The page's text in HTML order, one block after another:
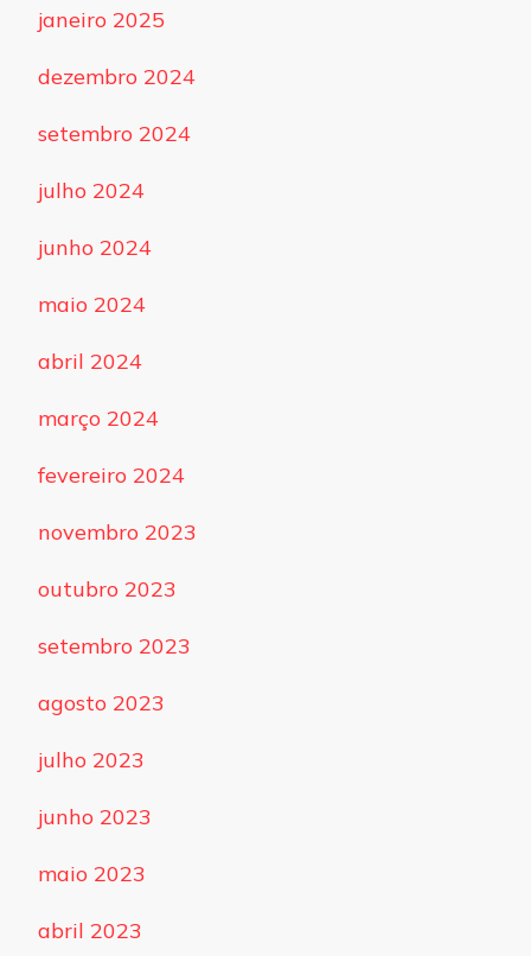
janeiro 2025
dezembro 2024
setembro 2024
julho 2024
junho 2024
maio 2024
abril 2024
março 2024
fevereiro 2024
novembro 2023
outubro 2023
setembro 2023
agosto 2023
julho 2023
junho 2023
maio 2023
abril 2023